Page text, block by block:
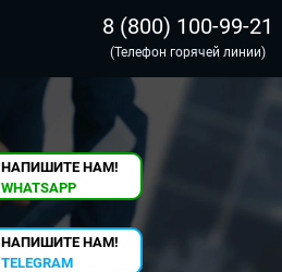
8 (800) 100-99-21
(Телефон горячей линии)
НАПИШИТЕ НАМ!
WHATSAPP
НАПИШИТЕ НАМ!
TELEGRAM